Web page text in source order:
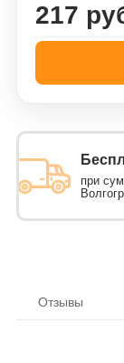
217
при
Отзывы